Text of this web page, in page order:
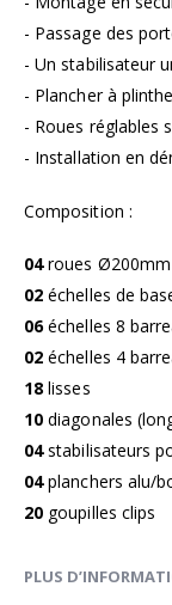
- Passage des
- Un stabilisateur
- Plancher à
- Roues réglables
- Installation en
Composition :
04roues Ø200mm
02 échelles de
06échelles 8
02 échelles 4
18 lisses
10diagonales
04stabilisateurs
04planchers alu/
20 goupilles clips
PLUS